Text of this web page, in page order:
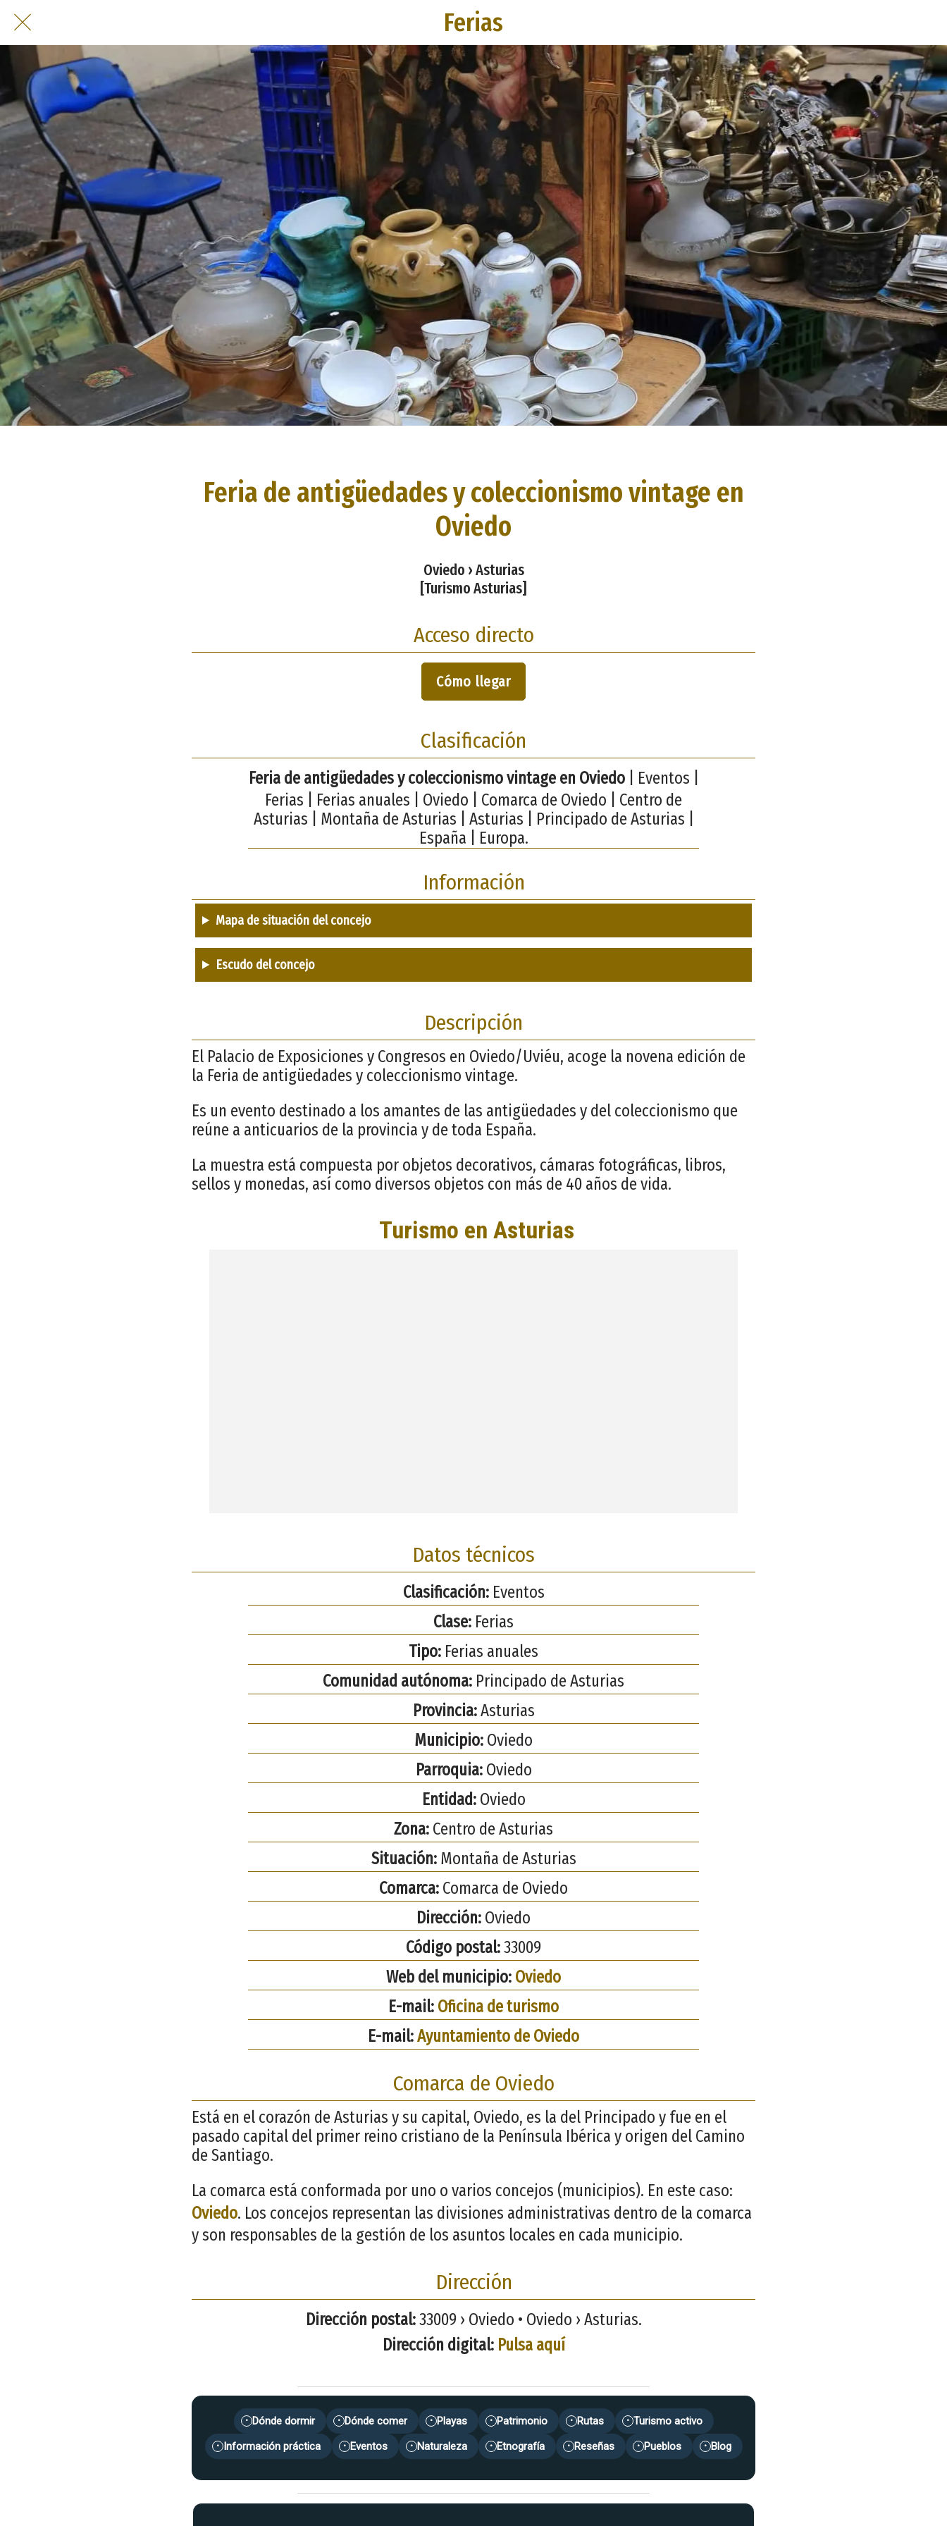
Ferias
Feria de antigüedades y coleccionismo vintage en
Oviedo
Oviedo › Asturias
[Turismo Asturias]
Acceso directo
Cómo llegar
Clasificación
Feria de antigüedades y coleccionismo vintage en Oviedo| Eventos |
Ferias | Ferias anuales | Oviedo | Comarca de Oviedo | Centro de
Asturias | Montaña de Asturias | Asturias | Principado de Asturias |
España | Europa.
Información
Mapa de situación del concejo
Escudo del concejo
Descripción
El Palacio de Exposiciones y Congresos en Oviedo/Uviéu, acoge la novena edición de
la Feria de antigüedades y coleccionismo vintage.
Es un evento destinado a los amantes de las antigüedades y del coleccionismo que
reúne a anticuarios de la provincia y de toda España.
La muestra está compuesta por objetos decorativos, cámaras fotográficas, libros,
sellos y monedas, así como diversos objetos con más de 40 años de vida.
Datos técnicos
Clasificación:Eventos
Clase: Ferias
Tipo: Ferias anuales
Comunidad autónoma: Principado de Asturias
Provincia:Asturias
Municipio: Oviedo
Parroquia:Oviedo
Entidad:Oviedo
Zona: Centro de Asturias
Situación:Montaña de Asturias
Comarca: Comarca de Oviedo
Dirección: Oviedo
Código postal:33009
Web del municipio: Oviedo
E-mail: Oficina de turismo
E-mail:Ayuntamiento de Oviedo
Comarca de Oviedo
Está en el corazón de Asturias y su capital, Oviedo, es la del Principado y fue en el
pasado capital del primer reino cristiano de la Península Ibérica y origen del Camino
de Santiago.
La comarca está conformada por uno o varios concejos (municipios). En este caso:
Oviedo. Los concejos representan las divisiones administrativas dentro de la comarca
y son responsables de la gestión de los asuntos locales en cada municipio.
Dirección
Dirección postal:33009 › Oviedo • Oviedo › Asturias.
Dirección digital: Pulsa aquí
• Dónde dormir • Dónde comer • Playas • Patrimonio • Rutas • Turismo activo
• Información práctica • Eventos • Naturaleza • Etnografía • Reseñas • Pueblos • Blog